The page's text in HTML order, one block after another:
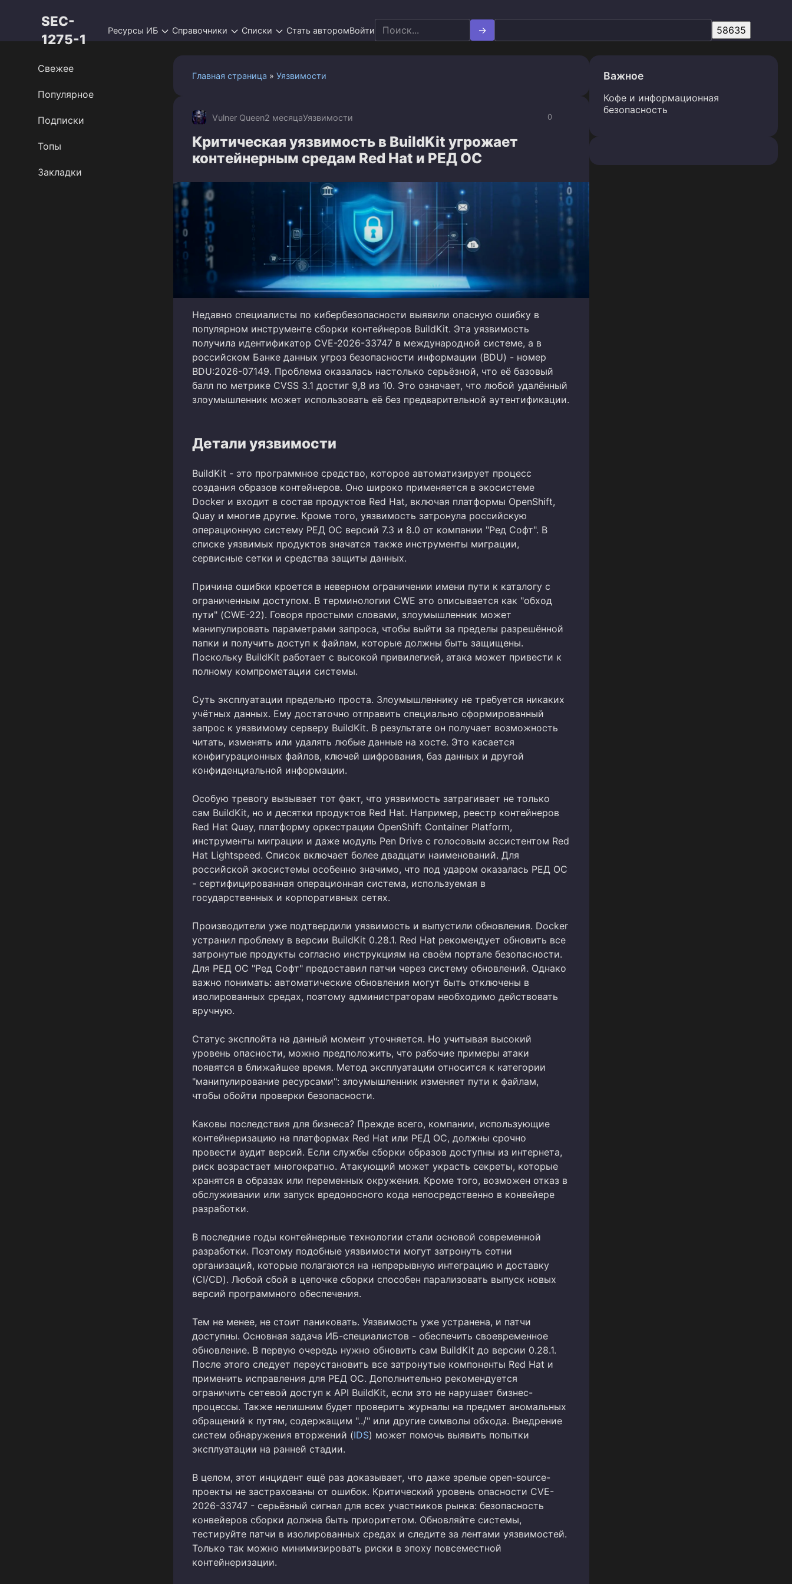
SEC-
1275-1
Ресурсы ИБ Справочники Списки Стать авторомВойти Search
for:
Главная страница » Уязвимости
0
Vulner Queen2 месяцаУязвимости
Критическая уязвимость в BuildKit угрожает
контейнерным средам Red Hat и РЕД ОС
Недавно специалисты по кибербезопасности выявили опасную ошибку в
популярном инструменте сборки контейнеров BuildKit. Эта уязвимость
получила идентификатор CVE-2026-33747 в международной системе, а в
российском Банке данных угроз безопасности информации (BDU) - номер
BDU:2026-07149. Проблема оказалась настолько серьёзной, что её базовый
балл по метрике CVSS 3.1 достиг 9,8 из 10. Это означает, что любой удалённый
злоумышленник может использовать её без предварительной аутентификации.
Детали уязвимости
BuildKit - это программное средство, которое автоматизирует процесс
создания образов контейнеров. Оно широко применяется в экосистеме
Docker и входит в состав продуктов Red Hat, включая платформы OpenShift,
Quay и многие другие. Кроме того, уязвимость затронула российскую
операционную систему РЕД ОС версий 7.3 и 8.0 от компании "Ред Софт". В
списке уязвимых продуктов значатся также инструменты миграции,
сервисные сетки и средства защиты данных.
Причина ошибки кроется в неверном ограничении имени пути к каталогу с
ограниченным доступом. В терминологии CWE это описывается как "обход
пути" (CWE-22). Говоря простыми словами, злоумышленник может
манипулировать параметрами запроса, чтобы выйти за пределы разрешённой
папки и получить доступ к файлам, которые должны быть защищены.
Поскольку BuildKit работает с высокой привилегией, атака может привести к
полному компрометации системы.
Суть эксплуатации предельно проста. Злоумышленнику не требуется никаких
учётных данных. Ему достаточно отправить специально сформированный
запрос к уязвимому серверу BuildKit. В результате он получает возможность
читать, изменять или удалять любые данные на хосте. Это касается
конфигурационных файлов, ключей шифрования, баз данных и другой
конфиденциальной информации.
Особую тревогу вызывает тот факт, что уязвимость затрагивает не только
сам BuildKit, но и десятки продуктов Red Hat. Например, реестр контейнеров
Red Hat Quay, платформу оркестрации OpenShift Container Platform,
инструменты миграции и даже модуль Pen Drive с голосовым ассистентом Red
Hat Lightspeed. Список включает более двадцати наименований. Для
российской экосистемы особенно значимо, что под ударом оказалась РЕД ОС
- сертифицированная операционная система, используемая в
государственных и корпоративных сетях.
Производители уже подтвердили уязвимость и выпустили обновления. Docker
устранил проблему в версии BuildKit 0.28.1. Red Hat рекомендует обновить все
затронутые продукты согласно инструкциям на своём портале безопасности.
Для РЕД ОС "Ред Софт" предоставил патчи через систему обновлений. Однако
важно понимать: автоматические обновления могут быть отключены в
изолированных средах, поэтому администраторам необходимо действовать
вручную.
Статус эксплойта на данный момент уточняется. Но учитывая высокий
уровень опасности, можно предположить, что рабочие примеры атаки
появятся в ближайшее время. Метод эксплуатации относится к категории
"манипулирование ресурсами": злоумышленник изменяет пути к файлам,
чтобы обойти проверки безопасности.
Каковы последствия для бизнеса? Прежде всего, компании, использующие
контейнеризацию на платформах Red Hat или РЕД ОС, должны срочно
провести аудит версий. Если службы сборки образов доступны из интернета,
риск возрастает многократно. Атакующий может украсть секреты, которые
хранятся в образах или переменных окружения. Кроме того, возможен отказ в
обслуживании или запуск вредоносного кода непосредственно в конвейере
разработки.
В последние годы контейнерные технологии стали основой современной
разработки. Поэтому подобные уязвимости могут затронуть сотни
организаций, которые полагаются на непрерывную интеграцию и доставку
(CI/CD). Любой сбой в цепочке сборки способен парализовать выпуск новых
версий программного обеспечения.
Тем не менее, не стоит паниковать. Уязвимость уже устранена, и патчи
доступны. Основная задача ИБ-специалистов - обеспечить своевременное
обновление. В первую очередь нужно обновить сам BuildKit до версии 0.28.1.
После этого следует переустановить все затронутые компоненты Red Hat и
применить исправления для РЕД ОС. Дополнительно рекомендуется
ограничить сетевой доступ к API BuildKit, если это не нарушает бизнес-
процессы. Также нелишним будет проверить журналы на предмет аномальных
обращений к путям, содержащим "../" или другие символы обхода. Внедрение
систем обнаружения вторжений (IDS) может помочь выявить попытки
эксплуатации на ранней стадии.
В целом, этот инцидент ещё раз доказывает, что даже зрелые open-source-
проекты не застрахованы от ошибок. Критический уровень опасности CVE-
2026-33747 - серьёзный сигнал для всех участников рынка: безопасность
конвейеров сборки должна быть приоритетом. Обновляйте системы,
тестируйте патчи в изолированных средах и следите за лентами уязвимостей.
Только так можно минимизировать риски в эпоху повсеместной
контейнеризации.
Свежее
Популярное
Подписки
Топы
Закладки
Важное
Кофе и информационная
безопасность